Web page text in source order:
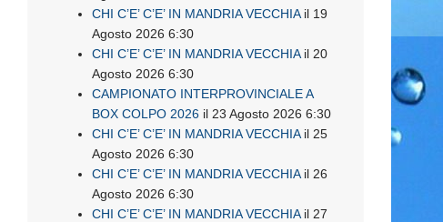
CHI C’E’ C’E’ IN MANDRIA VECCHIAil 19
Agosto 2026 6:30
CHI C’E’ C’E’ IN MANDRIA VECCHIAil 20
Agosto 2026 6:30
CAMPIONATO INTERPROVINCIALE A
BOX COLPO 2026 il 23 Agosto 2026 6:30
CHI C’E’ C’E’ IN MANDRIA VECCHIAil 25
Agosto 2026 6:30
CHI C’E’ C’E’ IN MANDRIA VECCHIAil 26
Agosto 2026 6:30
CHI C’E’ C’E’ IN MANDRIA VECCHIAil 27